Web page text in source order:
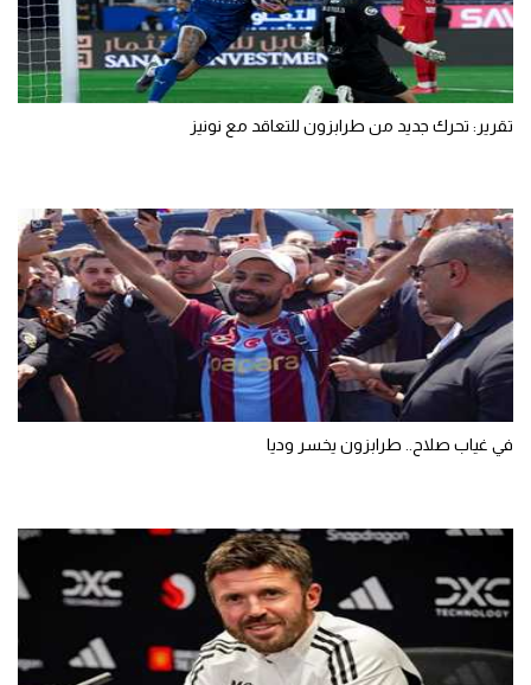
تقرير: تحرك جديد من طرابزون للتعاقد مع نونيز
في غياب صلاح.. طرابزون يخسر وديا